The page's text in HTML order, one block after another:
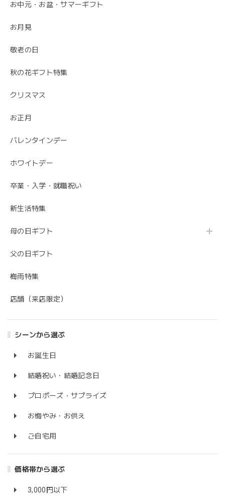
お中元・お盆・サマーギフト
お月見
敬老の日
秋の花ギフト特集
クリスマス
お正月
バレンタインデー
ホワイトデー
卒業・入学・就職祝い
新生活特集
母の日ギフト
父の日ギフト
梅雨特集
店舗（来店限定）
シーンから選ぶ
お誕生日
結婚祝い・結婚記念日
プロポーズ・サプライズ
お悔やみ・お供え
ご自宅用
価格帯から選ぶ
3,000円以下